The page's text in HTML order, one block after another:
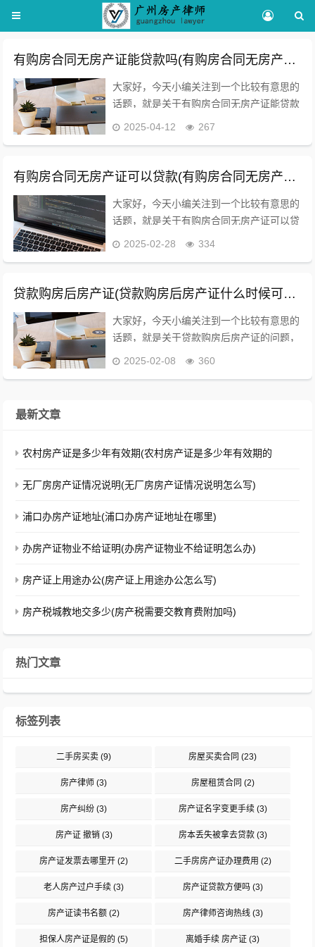
有购房合同无房产证能贷款吗(有购房合同无房产证能贷款吗)
大家好，今天小编关注到一个比较有意思的
话题，就是关于有购房合同无房产证能贷款
有什么法律...
2025-04-12 267
有购房合同无房产证可以贷款(有购房合同无房产证可以贷款吗)
大家好，今天小编关注到一个比较有意思的
话题，就是关于有购房合同无房产证可以贷
贷款吗？有...
2025-02-28 334
贷款购房后房产证(贷款购房后房产证什么时候可以拿到手)
大家好，今天小编关注到一个比较有意思的
话题，就是关于贷款购房后房产证的问题，
2025-02-08 360
最新文章
农村房产证是多少年有效期(农村房产证是多少年有效期的
无厂房房产证情况说明(无厂房房产证情况说明怎么写)
浦口办房产证地址(浦口办房产证地址在哪里)
办房产证物业不给证明(办房产证物业不给证明怎么办)
房产证上用途办公(房产证上用途办公怎么写)
房产税城教地交多少(房产税需要交教育费附加吗)
热门文章
标签列表
二手房买卖 (9) 房屋买卖合同 (23)
房产律师 (3) 房屋租赁合同 (2)
房产纠纷 (3) 房产证名字变更手续(3)
房产证 撤销 (3) 房本丢失被拿去贷款(3)
房产证发票去哪里开 (2) 二手房房产证办理费用 (2)
老人房产过户手续 (3) 房产证贷款方便吗(3)
房产证读书名额 (2) 房产律师咨询热线(3)
担保人房产证是假的 (5) 离婚手续 房产证 (3)